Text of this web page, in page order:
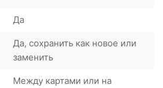
Да
Да, сохранить как новое или
заменить
Между картами или на